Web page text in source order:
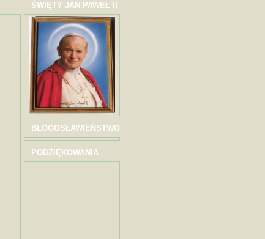
ŚWIĘTY JAN PAWEŁ II
BŁOGOSŁAWIEŃSTWO
PODZIĘKOWANIA